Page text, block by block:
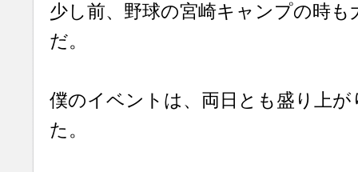
少し前、野球の宮崎キャンプの時
だ。
僕のイベントは、両日とも盛り上
た。